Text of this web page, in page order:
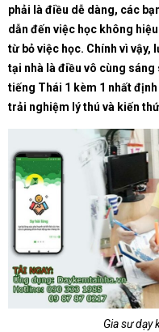
phải là điều dễ dàng, các
dẫn đến việc học không
từ bỏ việc học. Chính vì vậy,
tại nhà là điều vô cùng sáng
tiếng Thái 1 kèm 1 nhất
trải nghiệm lý thú và kiến
Gia sư dạy